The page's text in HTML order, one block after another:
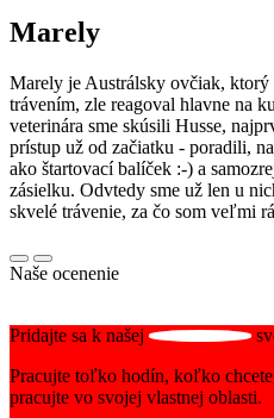
Marely
Marely je Austrálsky ovčiak,
trávením, zle reagoval hlavne na
veterinára sme skúsili Husse,
prístup už od začiatku - poradili,
ako štartovací balíček :-) a
zásielku. Odvtedy sme už len u
skvelé trávenie, za čo som veľmi
Naše ocenenie
Pridajte sa k našej
Pracujte toľko hodín, koľko
pracujte vo svojej vlastnej oblasti.